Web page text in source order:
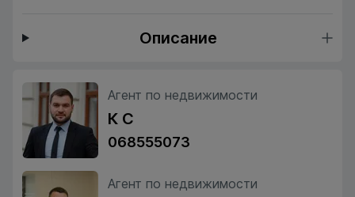
Описание
Агент по недвижимости
К С
068555073
Агент по недвижимости